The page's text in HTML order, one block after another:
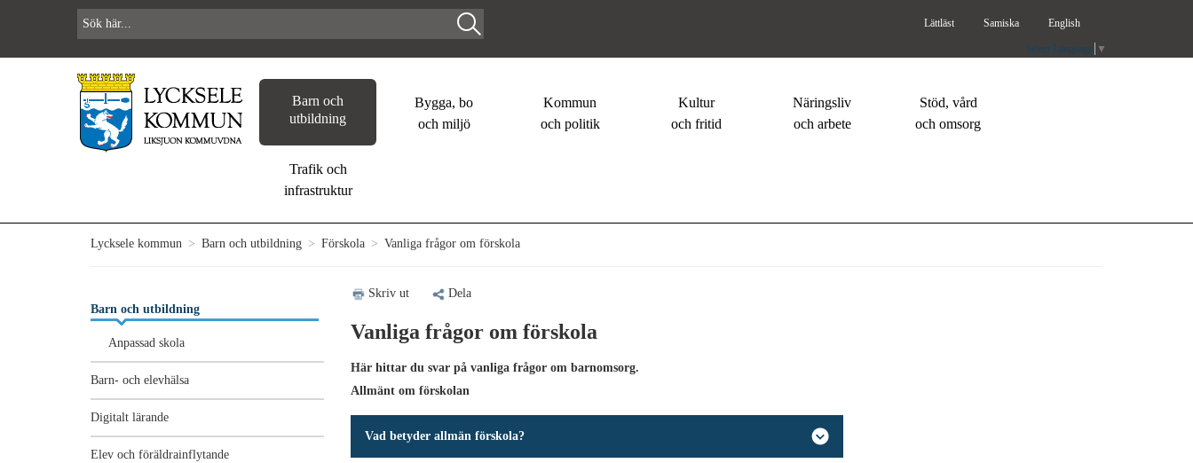
Lättläst Samiska English
Select Language ▼
Barn och
utbildning
Bygga, bo
och miljö
Kommun
och politik
Kultur
och fritid
Näringsliv
och arbete
Stöd, vård
och omsorg
Trafik och
infrastruktur
Lycksele kommun > Barn och utbildning > Förskola > Vanliga frågor om förskola
Barn och utbildning
Anpassad skola
Barn- och elevhälsa
Digitalt lärande
Elev och föräldrainflytande
Skriv ut Dela
Vanliga frågor om förskola
Här hittar du svar på vanliga frågor om barnomsorg.
Allmänt om förskolan
Vad betyder allmän förskola?